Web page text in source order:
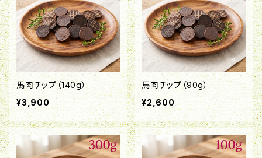
馬肉チップ（140g）
¥3,900
馬肉チップ（90g）
¥2,600